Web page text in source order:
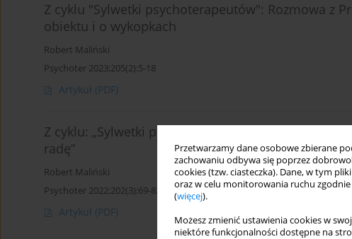
Przetwarzamy dane osobowe zbierane
zachowaniu odbywa się poprzez
cookies (tzw. ciasteczka). Dane, w tym
oraz w celu monitorowania ruchu zgodnie
(więcej).
Możesz zmienić ustawienia cookies w
niektóre funkcjonalności dostępne na
Z cyklu "Sylwetki psychoterapeutów": Rozmowa z
obiektu i o wykopkach
Robert Maliński
Psychoter 2023;205(2):5-18
Artykuł (PDF)
Z cyklu: „Sylwetki psychoterapeutów” rozmowa z
radę”
Robert Maliński
Psychoter 2022;202(3):69-82
Artykuł (PDF)